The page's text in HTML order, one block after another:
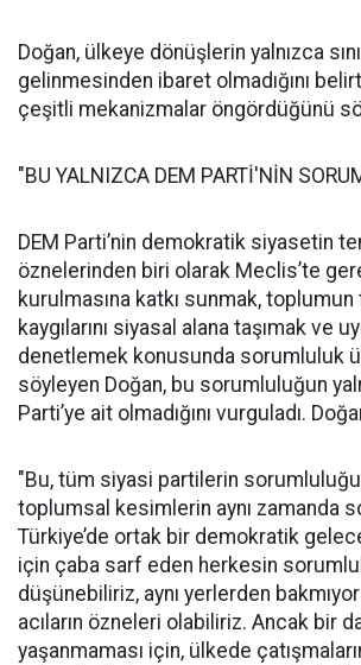
Doğan, ülkeye dönüşlerin yalnızca
gelinmesinden ibaret olmadığını
çeşitli mekanizmalar öngördüğünü
"BU YALNIZCA DEM PARTİ'NİN
DEM Parti’nin demokratik siyasetin
öznelerinden biri olarak Meclis’te
kurulmasına katkı sunmak,
kaygılarını siyasal alana taşımak ve
denetlemek konusunda sorumluluk
söyleyen Doğan, bu sorumluluğun
Parti’ye ait olmadığını vurguladı.
"Bu, tüm siyasi partilerin
toplumsal kesimlerin aynı zamanda
Türkiye’de ortak bir demokratik
için çaba sarf eden herkesin
düşünebiliriz, aynı yerlerden
acıların özneleri olabiliriz. Ancak bir
yaşanmaması için, ülkede